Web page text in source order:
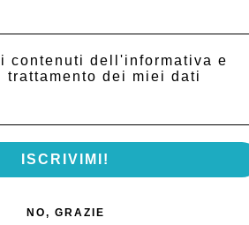
batteriche.
i contenuti dell'informativa e
trattamento dei miei dati
ISCRIVIMI!
NO, GRAZIE